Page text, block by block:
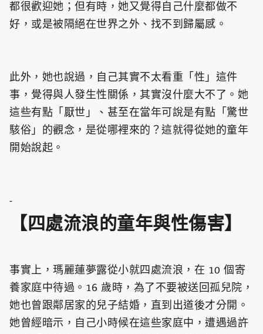
都很歡迎她；但有時，她又覺得自己什麼都做不
好，或是被隔絕在世界之外、找不到歸屬感。
此外，她也說過，自己其實不太看重「性」這件
事，覺得與人發生性關係，其實沒什麼大不了。她
這些有點「厭世」、甚至在當年可說是有點「驚世
駭俗」的觀念，是從哪裡來的？這就得從她的童年
開始說起。
-
【四處流浪的童年與性傷害】
事實上，瑪麗蓮夢露從小就四處流浪，在 10 個寄
養家庭中待過。16 歲時，為了不要被送回孤兒院，
她也曾跟鄰居家的兒子結婚，直到出道後才分開。
她曾經暗示，自己小時候在這些家庭中，遭遇過許